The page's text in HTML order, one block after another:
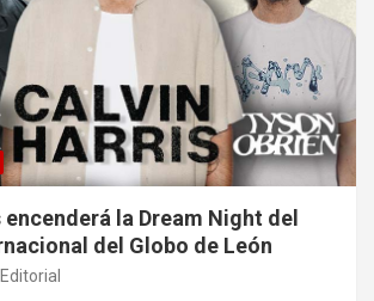
la Dream Night del
del Globo de León
Editorial